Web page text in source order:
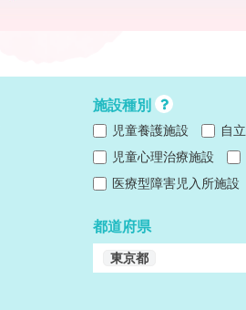
施設種別
児童養護施設 自
児童心理治療施設
医療型障害児入所施設
都道府県
東京都